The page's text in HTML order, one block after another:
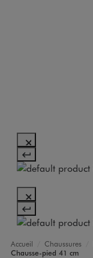
Accueil Chaussures
Chausse-pied 41 cm